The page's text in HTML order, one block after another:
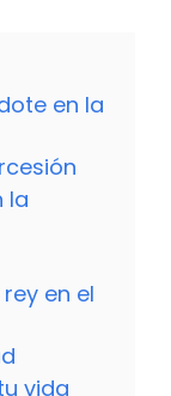
en la
la
en el
vida